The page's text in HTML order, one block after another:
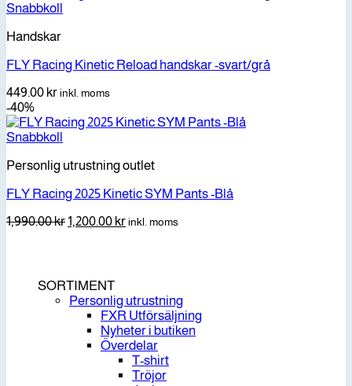
Snabbkoll
Handskar
FLY Racing Kinetic Reload handskar -svart/grå
449.00 krinkl. moms
-40%
Snabbkoll
Personlig utrustning outlet
FLY Racing 2025 Kinetic SYM Pants -Blå
1,990.00krDet
1,990.00 kr.
1,200.00 krDet
inkl. moms
SORTIMENT
Personlig utrustning
FXR Utförsäljning
Nyheter i butiken
Överdelar
T-shirt
Tröjor